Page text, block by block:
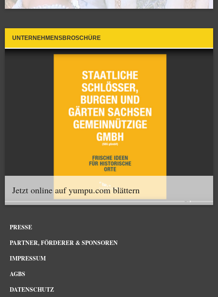
UNTERNEHMENSBROSCHÜRE
Jetzt online auf yumpu.com blättern
PRESSE
PARTNER, FÖRDERER & SPONSOREN
IMPRESSUM
AGBS
DATENSCHUTZ